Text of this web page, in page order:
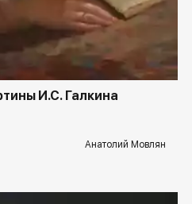
ekb.rakovgallery.ru
И.С. Галкина
Анатолий Мовлян